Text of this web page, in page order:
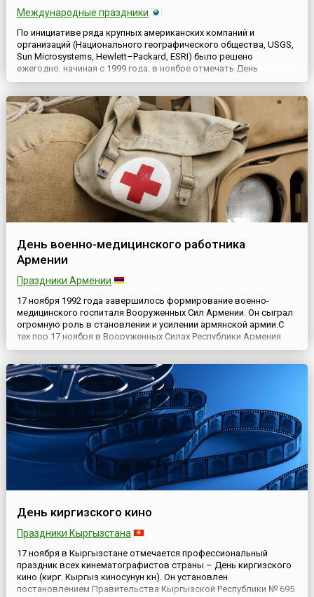
Международные праздники
По инициативе ряда крупных американских компаний и
организаций (Национального географического общества, USGS,
Sun Microsystems, Hewlett–Packard, ESRI) было решено
ежегодно, начиная с 1999 года, в ноябре отмечать День
географических информационных систем — День ГИС (англ.
информатизация коснулась всех сторон жизни общества — от
повседневног...
День военно-медицинского работника
Армении
Праздники Армении
17 ноября 1992 года завершилось формирование военно-
медицинского госпиталя Вооруженных Сил Армении. Он сыграл
огромную роль в становлении и усилении армянской армии.С
тех пор 17 ноября в Вооруженных Силах Республики Армения
отмечается как День военно-медицинских работников.В мае
прекращении Карабахской войны, начавшейся в 1988 году,
министра...
День киргизского кино
Праздники Кыргызстана
17 ноября в Кыргызстане отмечается профессиональный
праздник всех кинематографистов страны – День киргизского
кино (кирг. Кыргыз киносунун күнү). Он установлен
постановлением Правительства Кыргызской Республики № 695